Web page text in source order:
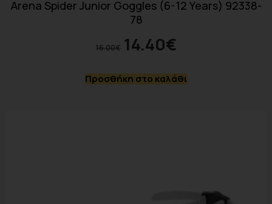
Arena Spider Junior Goggles (6-12 Years) 92338-
78
16.00€ 14.40€
Προσθήκη στο καλάθι